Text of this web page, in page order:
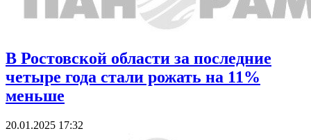
В Ростовской области за последние
четыре года стали рожать на 11%
меньше
20.01.2025 17:32